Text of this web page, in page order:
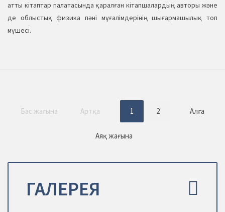
атты кітаптар палатасында қаралған кітапшалардың авторы және
де облыстық физика пәні мұғалімдерінің шығармашылық топ
мүшесі.
Бас жағына Артқа 1 2 Алға
Аяқ жағына
ГАЛЕРЕЯ